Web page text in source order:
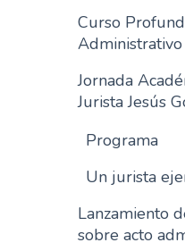
Curso
Administrativo
Jornada
Jurista Jesús
Programa
Un jurista
Lanzamiento
sobre acto